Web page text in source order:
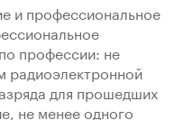
и профессиональное
профессии: не
радиоэлектронной
для прошедших
не менее одного